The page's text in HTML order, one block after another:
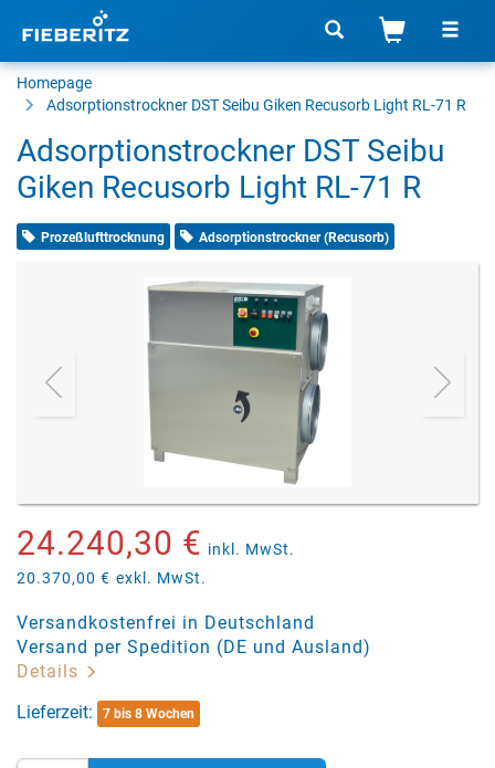
Homepage
Adsorptionstrockner DST Seibu Giken Recusorb Light RL-71 R
Adsorptionstrockner DST Seibu
Giken Recusorb Light RL-71 R
Prozeßlufttrocknung Adsorptionstrockner (Recusorb)
24.240,30 € inkl. MwSt.
20.370,00 € exkl. MwSt.
Versandkostenfrei in Deutschland
Versand per Spedition (DE und Ausland)
Details
Lieferzeit:
7 bis 8 Wochen